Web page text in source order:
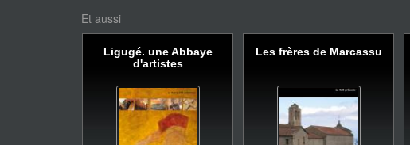
Et aussi
Ligugé. une Abbaye
d'artistes
Les frères de Marcassu